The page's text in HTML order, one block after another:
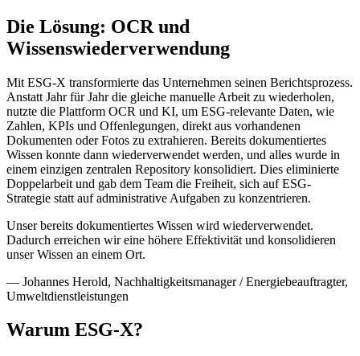
Die Lösung: OCR und
Wissenswiederverwendung
Mit ESG-X transformierte das Unternehmen seinen Berichtsprozess.
Anstatt Jahr für Jahr die gleiche manuelle Arbeit zu wiederholen,
nutzte die Plattform OCR und KI, um ESG-relevante Daten, wie
Zahlen, KPIs und Offenlegungen, direkt aus vorhandenen
Dokumenten oder Fotos zu extrahieren. Bereits dokumentiertes
Wissen konnte dann wiederverwendet werden, und alles wurde in
einem einzigen zentralen Repository konsolidiert. Dies eliminierte
Doppelarbeit und gab dem Team die Freiheit, sich auf ESG-
Strategie statt auf administrative Aufgaben zu konzentrieren.
Unser bereits dokumentiertes Wissen wird wiederverwendet.
Dadurch erreichen wir eine höhere Effektivität und konsolidieren
unser Wissen an einem Ort.
— Johannes Herold, Nachhaltigkeitsmanager / Energiebeauftragter,
Umweltdienstleistungen
Warum ESG-X?